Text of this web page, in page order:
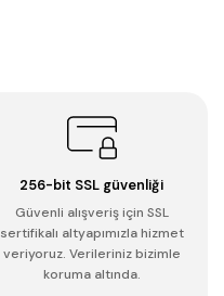
256-bit SSL güvenliği
Güvenli alışveriş için SSL
sertifikalı altyapımızla hizmet
veriyoruz. Verileriniz bizimle
koruma altında.